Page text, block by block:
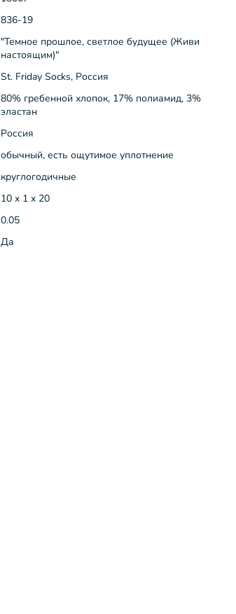
836-19
"Темное прошлое, светлое будущее (Живи
настоящим)"
St. Friday Socks, Россия
80% гребенной хлопок, 17% полиамид, 3%
эластан
Россия
обычный, есть ощутимое уплотнение
круглогодичные
10 x 1 x 20
0.05
Да